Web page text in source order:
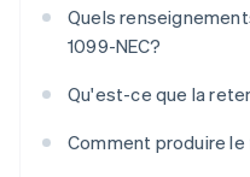
Quels
1099-NEC?
Qu'est-ce que la
Comment produire le